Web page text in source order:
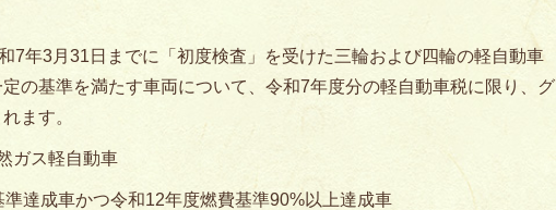
7年3月31日までに「初度検査」を受けた三輪および四輪の軽自動車
定の基準を満たす車両について、令和7年度分の軽自動車税に限り、グ
ます。
ガス軽自動車
準達成車かつ令和12年度燃費基準90%以上達成車